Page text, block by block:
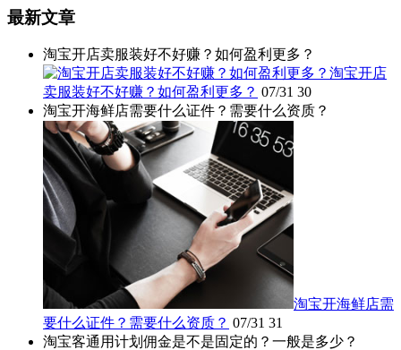
最新文章
淘宝开店卖服装好不好赚？如何盈利更多？
淘宝开店
卖服装好不好赚？如何盈利更多？ 07/31 30
淘宝开海鲜店需要什么证件？需要什么资质？
淘宝开海鲜店需
要什么证件？需要什么资质？ 07/31 31
淘宝客通用计划佣金是不是固定的？一般是多少？